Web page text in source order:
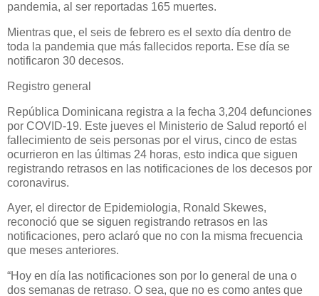
pandemia, al ser reportadas 165 muertes.
Mientras que, el seis de febrero es el sexto día dentro de
toda la pandemia que más fallecidos reporta. Ese día se
notificaron 30 decesos.
Registro general
República Dominicana registra a la fecha 3,204 defunciones
por COVID-19. Este jueves el Ministerio de Salud reportó el
fallecimiento de seis personas por el virus, cinco de estas
ocurrieron en las últimas 24 horas, esto indica que siguen
registrando retrasos en las notificaciones de los decesos por
coronavirus.
Ayer, el director de Epidemiologia, Ronald Skewes,
reconoció que se siguen registrando retrasos en las
notificaciones, pero aclaró que no con la misma frecuencia
que meses anteriores.
“Hoy en día las notificaciones son por lo general de una o
dos semanas de retraso. O sea, que no es como antes que